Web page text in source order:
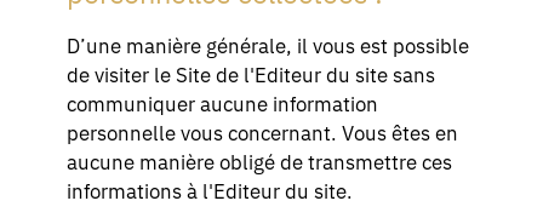
D’une manière générale, il vous est possible
de visiter le Site de l'Editeur du site sans
communiquer aucune information
personnelle vous concernant. Vous êtes en
aucune manière obligé de transmettre ces
informations à l'Editeur du site.